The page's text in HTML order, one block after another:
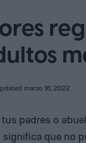
marzo 16, 2022
padres o
significa que no